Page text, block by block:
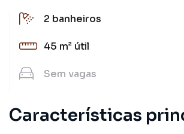
2 banheiros
45 m² útil
Sem vagas
Características